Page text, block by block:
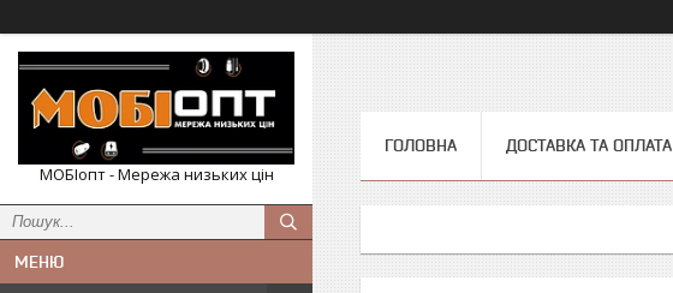
МОБІопт - Мережа низьких цін
ГОЛОВНА ДОСТАВКА ТА ОПЛАТА